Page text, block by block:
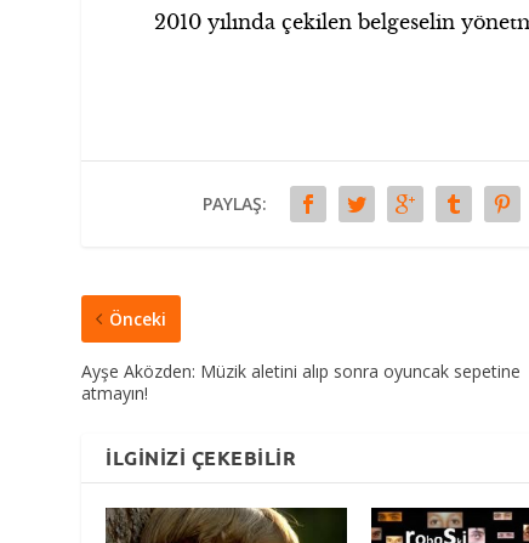
2010 yılında çekilen belgeselin
PAYLAŞ:
Önceki
Ayşe Aközden: Müzik aletini alıp sonra oyuncak sepetine
atmayın!
İLGINIZI ÇEKEBILIR